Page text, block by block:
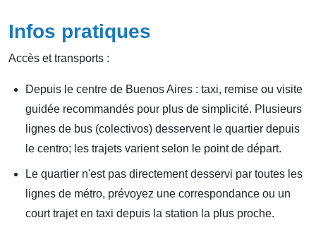
Infos pratiques
Accès et transports :
Depuis le centre de Buenos Aires : taxi, remise ou visite
guidée recommandés pour plus de simplicité. Plusieurs
lignes de bus (colectivos) desservent le quartier depuis
le centro; les trajets varient selon le point de départ.
Le quartier n'est pas directement desservi par toutes les
lignes de métro, prévoyez une correspondance ou un
court trajet en taxi depuis la station la plus proche.